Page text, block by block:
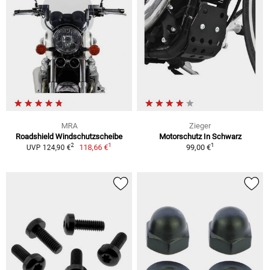
MRA
Roadshield Windschutzscheibe
UVP 124,90 €2 118,66 €1
Zieger
Motorschutz In Schwarz
99,00 €1